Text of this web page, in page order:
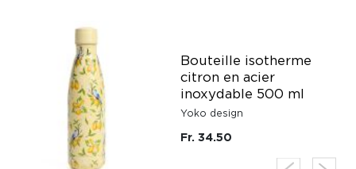
Bouteille isotherme
citron en acier
inoxydable 500 ml
Yoko design
Fr. 34.50